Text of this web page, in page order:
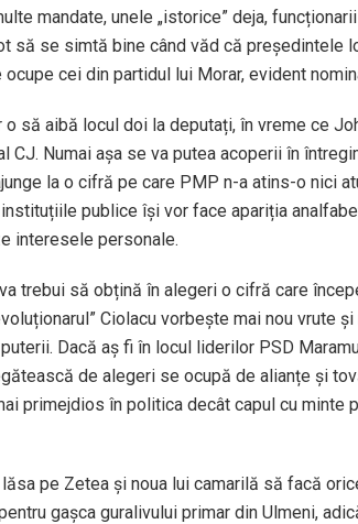
mandate, unele „istorice” deja,
să se simtă bine când văd că președintele
cei din partidul lui Morar, evident
să aibă locul doi la deputați, în vreme ce
CJ. Numai așa se va putea acoperii în
la o cifră pe care PMP n-a atins-o nici
publice își vor face apariția
interesele personale.
trebui să obțină în alegeri o cifră care
Ciolacu vorbește mai nou vrute
Dacă aș fi în locul liderilor PSD
de alegeri se ocupă de alianțe și
primejdios în politica decât capul cu minte
pe Zetea și noua lui camarilă să facă
gașca guralivului primar din Ulmeni,